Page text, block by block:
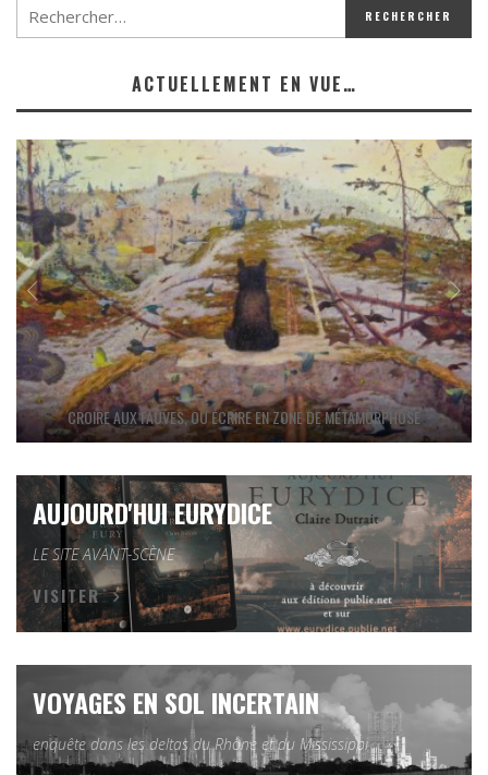
ACTUELLEMENT EN VUE…
CROIRE AUX FAUVES, OU ÉCRIRE EN ZONE DE MÉTAMORPHOSE
AUJOURD'HUI EURYDICE
LE SITE AVANT-SCÈNE
VISITER
VOYAGES EN SOL INCERTAIN
enquête dans les deltas du Rhône et du Mississippi